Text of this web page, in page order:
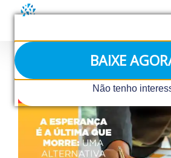
BAIXE
Não tenho
conteúdo